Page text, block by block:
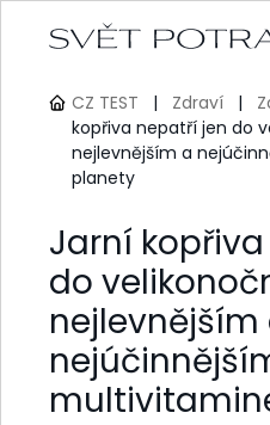
CZ TEST | Zdraví |
kopřiva nepatří jen do
nejlevnějším a
planety
Jarní
do
nejlevnějším